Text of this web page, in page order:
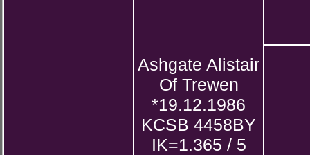
Ashgate Alistair
Of Trewen
*19.12.1986
KCSB 4458BY
IK=1.365 / 5